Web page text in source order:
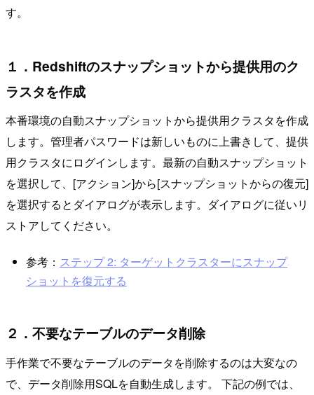
す。
１．Redshiftのスナップショットから提供用のク
ラスタを作成
本番環境の自動スナップショットから提供用クラスタを作成
します。管理者パスワードは新しいものに上書きして、提供
用クラスタにログインします。最新の自動スナップショット
を選択して、[アクション]から[スナップショットからの復元]
を選択するとダイアログが表示します。ダイアログに従いリ
ストアしてください。
参考： ステップ 2: ターゲットクラスターにスナップ
ショットを復元する
２．不要なテーブルのデータ削除
手作業で不要なテーブルのデータを削除するのは大変なの
で、データ削除用SQLを自動生成します。 下記の例では、